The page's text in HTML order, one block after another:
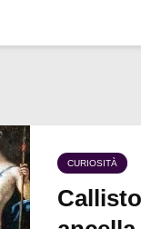
CURIOSITÀ